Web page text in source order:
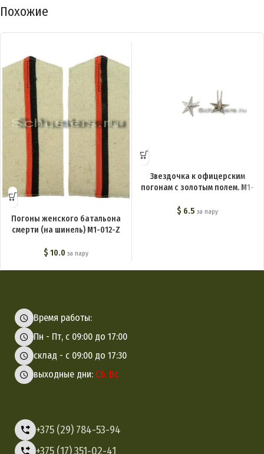
Похожие
Погоны женского батальона
смерти (на шинель) M1-012-Z
$ 10.0 за пару
Звездочка к офицерским
погонам с золотым полем. M1-
$ 6.5 за пару
Время работы:
Пн - Пт, с 09:00 до 17:00
склад - с 09:00 до 17:30
выходные дни: Сб, Вс
+375 (29) 784-53-94
+375 (17) 351-02-41